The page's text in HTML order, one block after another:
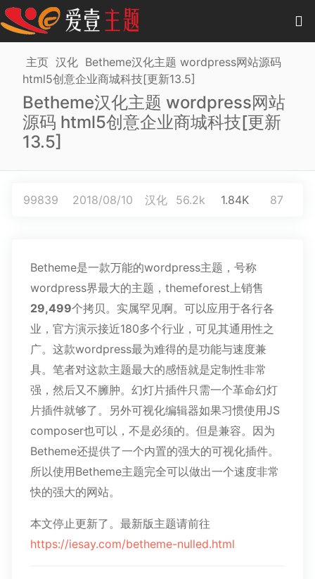
0项目-0.00 元
主题
插件
商城
主页 汉化 Betheme汉化主题 wordpress网站源码
html5创意企业商城科技[更新13.5]
Betheme汉化主题 wordpress网站
源码 html5创意企业商城科技[更新
13.5]
99839 2018/08/10 汉化 56.2k 1.84K 87
Betheme是一款万能的wordpress主题，号称
wordpress界最大的主题，themeforest上销售
29,499个拷贝。实属罕见啊。可以应用于各行各
业，官方演示接近180多个行业，可见其通用性之
广。这款wordpress最为难得的是功能与速度兼
具。笔者对这款主题最大的感悟就是定制性非常
强，然后又不臃肿。幻灯片插件只需一个革命幻灯
片插件就够了。另外可视化编辑器如果习惯使用JS
composer也可以，不是必须的。但是兼容。因为
Betheme还提供了一个内置的强大的可视化插件。
所以使用Betheme主题完全可以做出一个速度非常
快的强大的网站。
本文停止更新了。最新版主题请前往
https://iesay.com/betheme-nulled.html